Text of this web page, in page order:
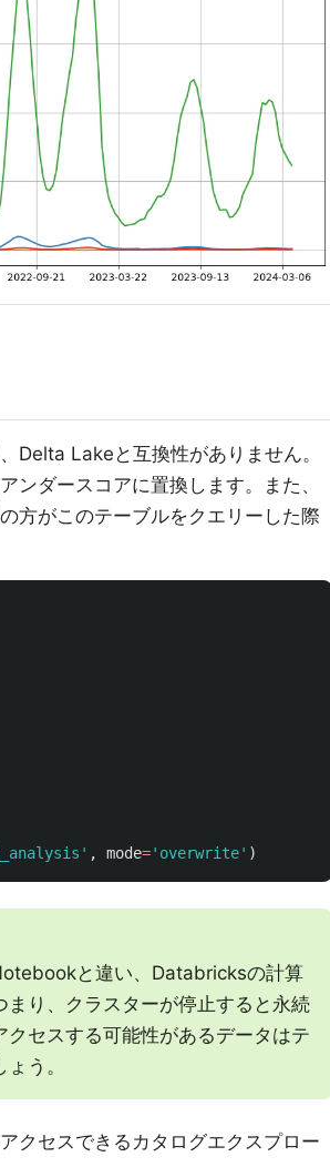
Delta Lakeと互換性がありません。
ンダースコアに置換します。また、
方がこのテーブルをクエリーした際
' , mode=' overwrite' )
と違い、Databricksの計算
まり、クラスターが停止すると永続
セスする可能性があるデータはテ
う。
クセスできるカタログエクスプロー